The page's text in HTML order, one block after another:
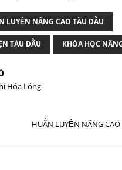
LUYỆN NÂNG CAO TÀU DẦU
TÀU DẦU KHÓA HỌC
Hóa Lỏng
HUẤN LUYỆN NÂNG